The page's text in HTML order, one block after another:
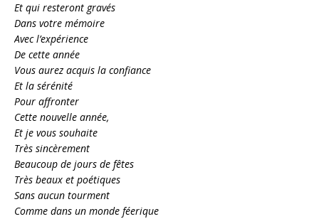
Et qui resteront gravés
Dans votre mémoire
Avec l’expérience
De cette année
Vous aurez acquis la confiance
Et la sérénité
Pour affronter
Cette nouvelle année,
Et je vous souhaite
Très sincèrement
Beaucoup de jours de fêtes
Très beaux et poétiques
Sans aucun tourment
Comme dans un monde féerique